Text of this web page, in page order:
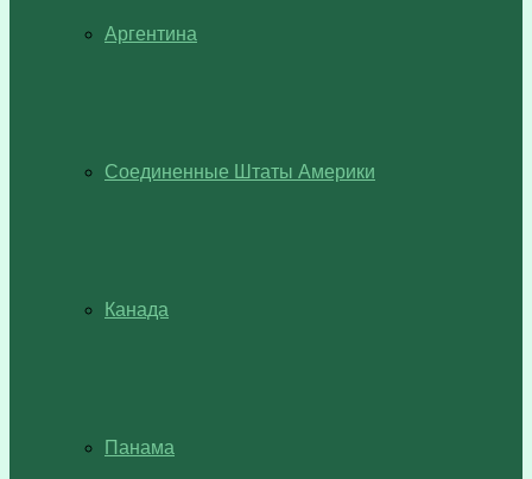
Аргентина
Соединенные Штаты Америки
Канада
Панама